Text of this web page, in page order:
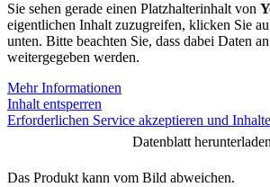
Sie sehen gerade einen Platzhalterinhalt von
eigentlichen Inhalt zuzugreifen, klicken Sie
unten. Bitte beachten Sie, dass dabei Daten
weitergegeben werden.
Mehr Informationen
Inhalt entsperren
Erforderlichen Service akzeptieren und
Datenblatt herunterladen
Das Produkt kann vom Bild abweichen.